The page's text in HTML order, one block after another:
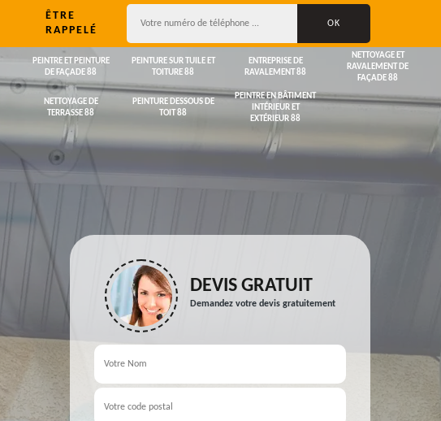
ÊTRE
RAPPELÉ
PEINTRE ET PEINTURE
DE FAÇADE 88
PEINTURE SUR TUILE ET
TOITURE 88
ENTREPRISE DE
RAVALEMENT 88
NETTOYAGE ET
RAVALEMENT DE
FAÇADE 88
NETTOYAGE DE
TERRASSE 88
PEINTURE DESSOUS DE
TOIT 88
PEINTRE EN BÂTIMENT
INTÉRIEUR ET
EXTÉRIEUR 88
DEVIS GRATUIT
Demandez votre devis gratuitement